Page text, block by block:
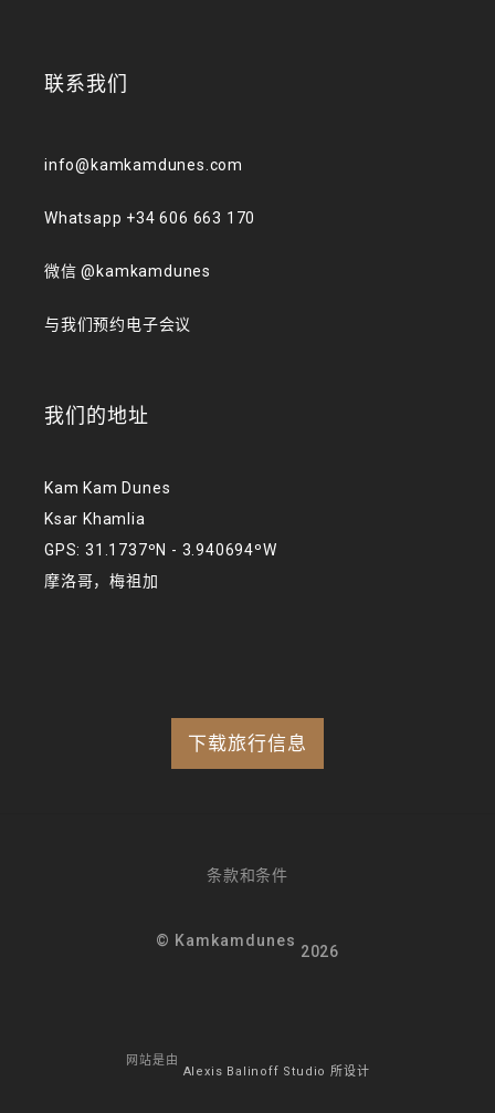
联系我们
info@kamkamdunes.com
Whatsapp +34 606 663 170
微信 @kamkamdunes
与我们预约电子会议
我们的地址
Kam Kam Dunes
Ksar Khamlia
GPS: 31.1737ºN - 3.940694ºW
摩洛哥，梅祖加
下载旅行信息
© Kamkamdunes
2026
条款和条件
网站是由
Alexis Balinoff Studio 所设计